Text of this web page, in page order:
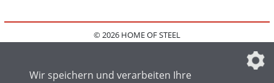
© 2026 HOME OF STEEL
IMPRESSUM
FAQ
DATENSCHUTZEINSTELLUNGEN
Wir speichern und verarbeiten Ihre